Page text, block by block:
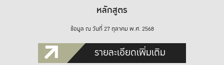
หลักสูตร
ข้อมูล ณ วันที่ 27 ตุลาคม พ.ศ. 2568
รายละเอียดเพิ่มเติม